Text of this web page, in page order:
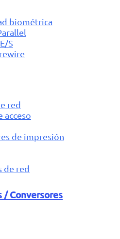
biométrica
S
red
acceso
de impresión
de red
/ Conversores